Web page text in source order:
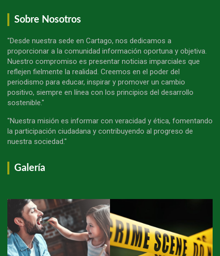
Sobre Nosotros
"Desde nuestra sede en Cartago, nos dedicamos a
proporcionar a la comunidad información oportuna y objetiva.
Nuestro compromiso es presentar noticias imparciales que
reflejen fielmente la realidad. Creemos en el poder del
periodismo para educar, inspirar y promover un cambio
positivo, siempre en línea con los principios del desarrollo
sostenible."
"Nuestra misión es informar con veracidad y ética, fomentando
la participación ciudadana y contribuyendo al progreso de
nuestra sociedad."
Galería